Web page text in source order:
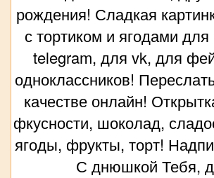
рождения! Сладкая
с тортиком и ягодами
telegram, для vk, для
одноклассников!
качестве онлайн!
фкусности, шоколад,
ягоды, фрукты, торт!
С днюшкой Тебя,